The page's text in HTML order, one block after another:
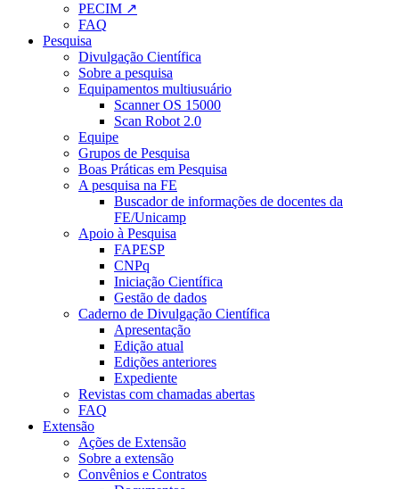
PECIM ↗
FAQ
Pesquisa
Divulgação Científica
Sobre a pesquisa
Equipamentos multiusuário
Scanner OS 15000
Scan Robot 2.0
Equipe
Grupos de Pesquisa
Boas Práticas em Pesquisa
A pesquisa na FE
Buscador de informações de docentes da
FE/Unicamp
Apoio à Pesquisa
FAPESP
CNPq
Iniciação Científica
Gestão de dados
Caderno de Divulgação Científica
Apresentação
Edição atual
Edições anteriores
Expediente
Revistas com chamadas abertas
FAQ
Extensão
Ações de Extensão
Sobre a extensão
Convênios e Contratos